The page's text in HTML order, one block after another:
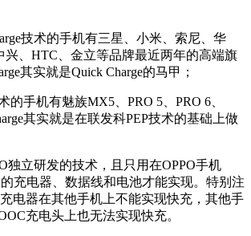
技术的手机有三星、小米、索尼、华
兴、HTC、金立等品牌最近两年的高端旗
其实就是Quick Charge的马甲；
的手机有魅族MX5、PRO 5、PRO 6、
其实就是在联发科PEP技术的基础上做
独立研发的技术，且只用在OPPO手机
的充电器、数据线和电池才能实现。特别注
电器在其他手机上不能实现快充，其他手
充电头上也无法实现快充。